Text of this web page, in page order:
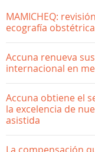
MAMICHEQ:
ecografía obstétrica
Accuna renueva
internacional en
Accuna obtiene el
la excelencia de
asistida